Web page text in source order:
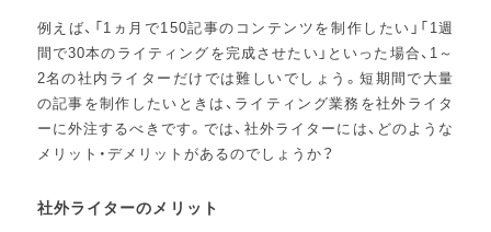
例えば、「1ヵ月で150記事のコンテンツを制作したい」「1週
間で30本のライティングを完成させたい」といった場合、1～
2名の社内ライターだけでは難しいでしょう。短期間で大量
の記事を制作したいときは、ライティング業務を社外ライタ
ーに外注するべきです。では、社外ライターには、どのような
メリット・デメリットがあるのでしょうか？
社外ライターのメリット